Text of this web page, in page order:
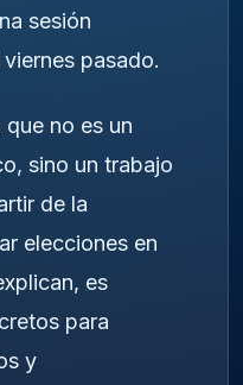
sesión
pasado.
que no es un
sino un trabajo
de la
elecciones en
es
para
y